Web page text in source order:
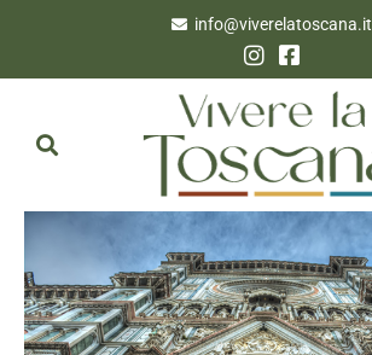
info@viverelatoscana.it